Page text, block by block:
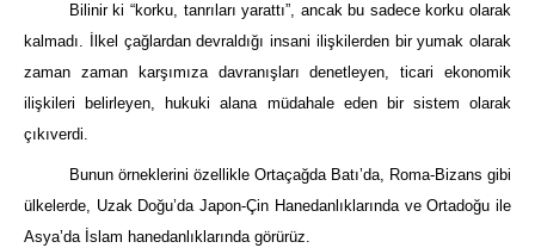
Bilinir ki “korku, tanrıları yarattı”, ancak bu sadece korku olarak
kalmadı. İlkel çağlardan devraldığı insani ilişkilerden bir yumak olarak
zaman zaman karşımıza davranışları denetleyen, ticari ekonomik
ilişkileri belirleyen, hukuki alana müdahale eden bir sistem olarak
çıkıverdi.
Bunun örneklerini özellikle Ortaçağda Batı’da, Roma-Bizans gibi
ülkelerde, Uzak Doğu’da Japon-Çin Hanedanlıklarında ve Ortadoğu ile
Asya’da İslam hanedanlıklarında görürüz.